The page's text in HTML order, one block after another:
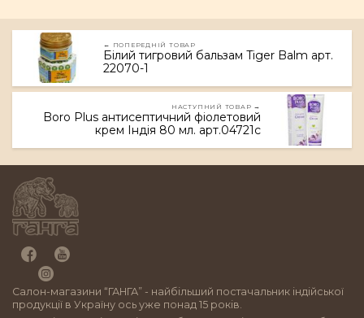
← ПОПЕРЕДНІЙ ТОВАР
Білий тигровий бальзам Tiger Balm арт.
22070-1
НАСТУПНИЙ ТОВАР →
Boro Plus антисептичний фіолетовий
крем Індія 80 мл. арт.04721c
Салон-магазини “ГАНГА” - найбільший постачальник індійської
продукції в Україну ось уже понад 15 років.